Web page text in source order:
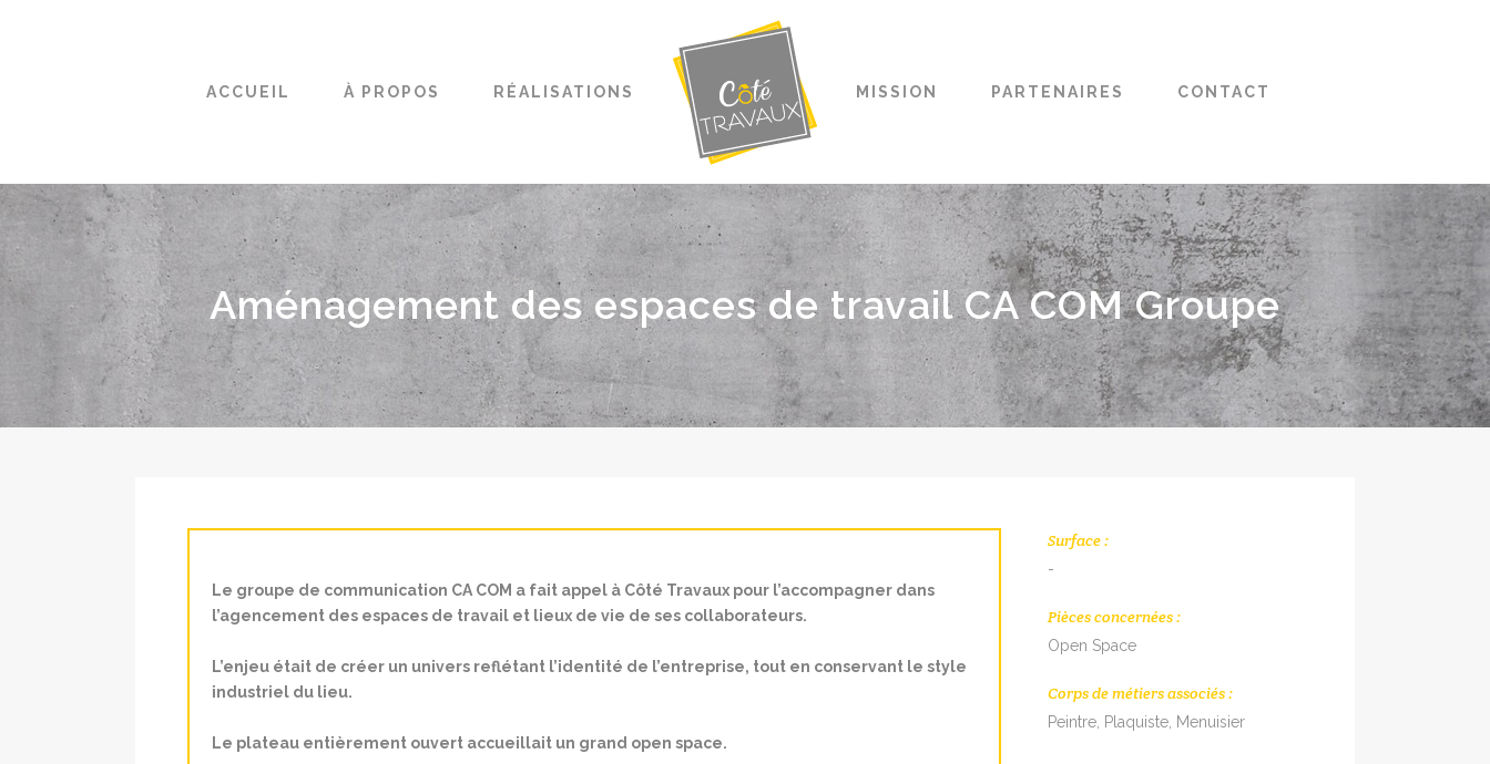
ACCUEIL À PROPOS RÉALISATIONS MISSION PARTENAIRES CONTACT
Aménagement des espaces de travail CA COM Groupe
Le groupe de communication CA COM a fait appel à Côté Travaux pour l’accompagner dans
l’agencement des espaces de travail et lieux de vie de ses collaborateurs.
L’enjeu était de créer un univers reflétant l’identité de l’entreprise, tout en conservant le style
industriel du lieu.
Le plateau entièrement ouvert accueillait un grand open space.
Surface :
-
Pièces concernées :
Open Space
Corps de métiers associés :
Peintre, Plaquiste, Menuisier